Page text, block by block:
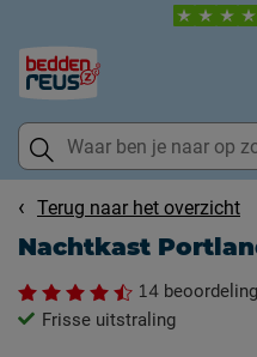
Terug naar het overzicht
Nachtkast
14
Frisse uitstraling